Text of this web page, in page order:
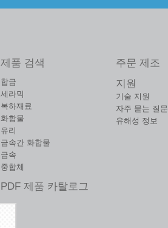
제품 검색
합금
세라믹
복하재료
화합물
유리
금속간 화합물
금속
중합체
PDF 제품 카탈로그
주문 제조
지원
기술 지원
자주 묻는 질문
유해성 정보